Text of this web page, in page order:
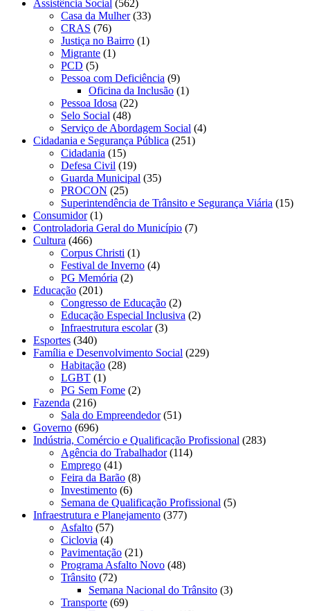
Assistência Social (562)
Casa da Mulher(33)
CRAS (76)
Justiça no Bairro (1)
Migrante (1)
PCD (5)
Pessoa com Deficiência (9)
Oficina da Inclusão (1)
Pessoa Idosa (22)
Selo Social (48)
Serviço de Abordagem Social (4)
Cidadania e Segurança Pública (251)
Cidadania (15)
Defesa Civil (19)
Guarda Municipal (35)
PROCON (25)
Superintendência de Trânsito e Segurança Viária (15)
Consumidor(1)
Controladoria Geral do Município (7)
Cultura (466)
Corpus Christi (1)
Festival de Inverno (4)
PG Memória (2)
Educação (201)
Congresso de Educação (2)
Educação Especial Inclusiva (2)
Infraestrutura escolar(3)
Esportes (340)
Família e Desenvolvimento Social (229)
Habitação (28)
LGBT (1)
PG Sem Fome (2)
Fazenda (216)
Sala do Empreendedor(51)
Governo (696)
Indústria, Comércio e Qualificação Profissional (283)
Agência do Trabalhador(114)
Emprego (41)
Feira da Barão (8)
Investimento (6)
Semana de Qualificação Profissional (5)
Infraestrutura e Planejamento (377)
Asfalto (57)
Ciclovia (4)
Pavimentação (21)
Programa Asfalto Novo (48)
Trânsito (72)
Semana Nacional do Trânsito (3)
Transporte (69)